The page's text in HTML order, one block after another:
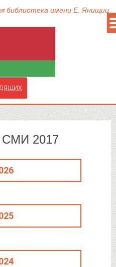
библиотека имени Е. Янищиц
СМИ 2017